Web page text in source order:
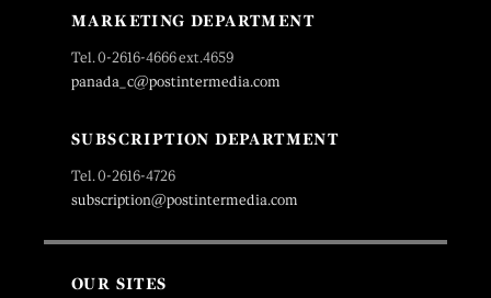
MARKETING DEPARTMENT
Tel. 0-2616-4666 ext.4659
panada_c@postintermedia.com
SUBSCRIPTION DEPARTMENT
Tel. 0-2616-4726
subscription@postintermedia.com
OUR SITES